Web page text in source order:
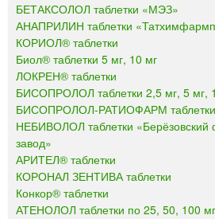
БЕТАКСОЛОЛ таблетки «МЭЗ»
АНАПРИЛИН таблетки
КОРИОЛ® таблетки
Биол® таблетки 5 мг, 10 мг
ЛОКРЕН® таблетки
БИСОПРОЛОЛ таблетки 2,5 мг, 5 мг,
БИСОПРОЛОЛ-РАТИОФАРМ таблетки
НЕБИВОЛОЛ таблетки «Берёзовский
завод»
АРИТЕЛ® таблетки
КОРОНАЛ ЗЕНТИВА таблетки
Конкор® таблетки
АТЕНОЛОЛ таблетки по 25, 50, 100